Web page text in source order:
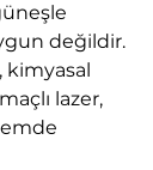
değildir.
kimyasal
lazer,